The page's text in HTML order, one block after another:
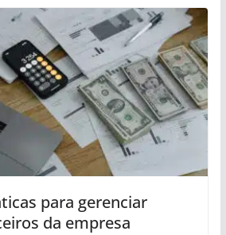
para gerenciar
da empresa